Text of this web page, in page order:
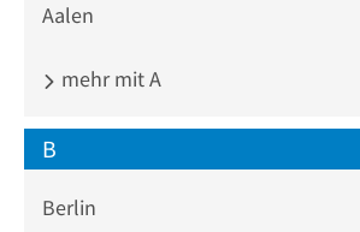
Aalen
mehr mit A
B
Berlin